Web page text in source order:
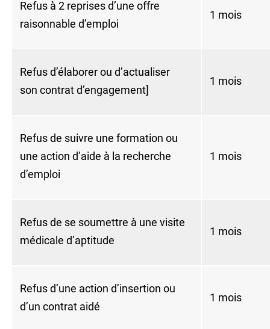
Refus à 2 reprises d’une offre
raisonnable d’emploi
1 mois
Refus d’élaborer ou d’actualiser
son contrat d’engagement]
1 mois
Refus de suivre une formation ou
une action d’aide à la recherche
d’emploi
1 mois
Refus de se soumettre à une visite
médicale d’aptitude
1 mois
Refus d’une action d’insertion ou
d’un contrat aidé
1 mois